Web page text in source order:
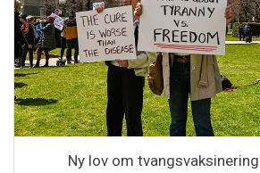
Ny lov om